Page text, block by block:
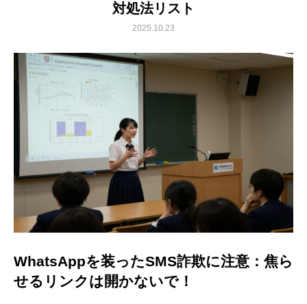
対処法リスト
2025.10.23
WhatsAppを装ったSMS詐欺に注意：焦ら
せるリンクは開かないで！